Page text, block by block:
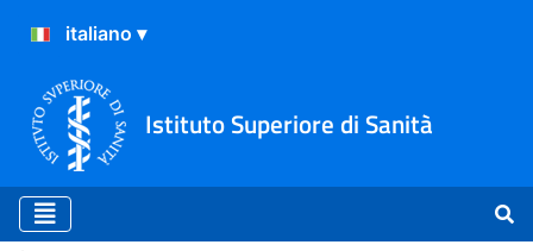
Istituto Superiore di Sanità